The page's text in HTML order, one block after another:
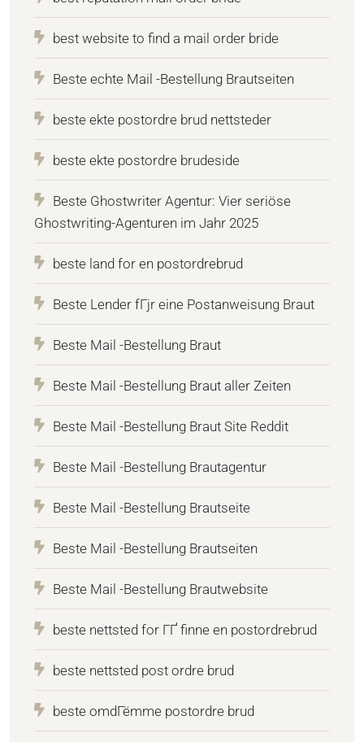
best website to find a mail order bride
Beste echte Mail -Bestellung Brautseiten
beste ekte postordre brud nettsteder
beste ekte postordre brudeside
Beste Ghostwriter Agentur: Vier seriöse
Ghostwriting-Agenturen im Jahr 2025
beste land for en postordrebrud
Beste Lender fГјr eine Postanweisung Braut
Beste Mail -Bestellung Braut
Beste Mail -Bestellung Braut aller Zeiten
Beste Mail -Bestellung Braut Site Reddit
Beste Mail -Bestellung Brautagentur
Beste Mail -Bestellung Brautseite
Beste Mail -Bestellung Brautseiten
Beste Mail -Bestellung Brautwebsite
beste nettsted for ГҐ finne en postordrebrud
beste nettsted post ordre brud
beste omdГёmme postordre brud